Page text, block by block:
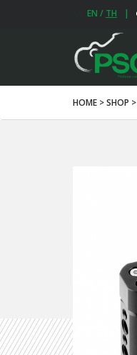
EN / TH |
HOME > SHOP >